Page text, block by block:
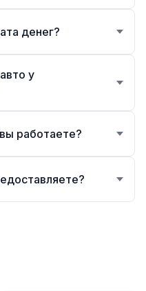
денег?
у
работаете?